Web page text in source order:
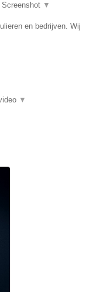
Screenshot ▼
en bedrijven. Wij
▼